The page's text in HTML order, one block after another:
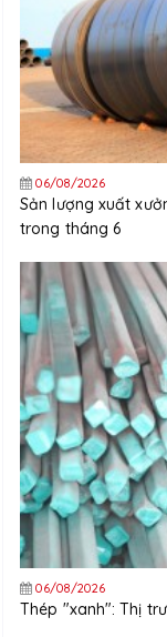
06/08/2026
Sản lượng xuất
trong tháng 6
06/08/2026
Thép "xanh": Thị